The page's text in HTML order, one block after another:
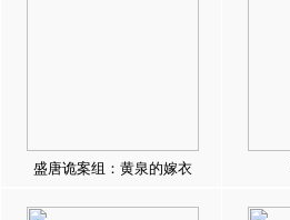
盛唐诡案组：黄泉的嫁衣